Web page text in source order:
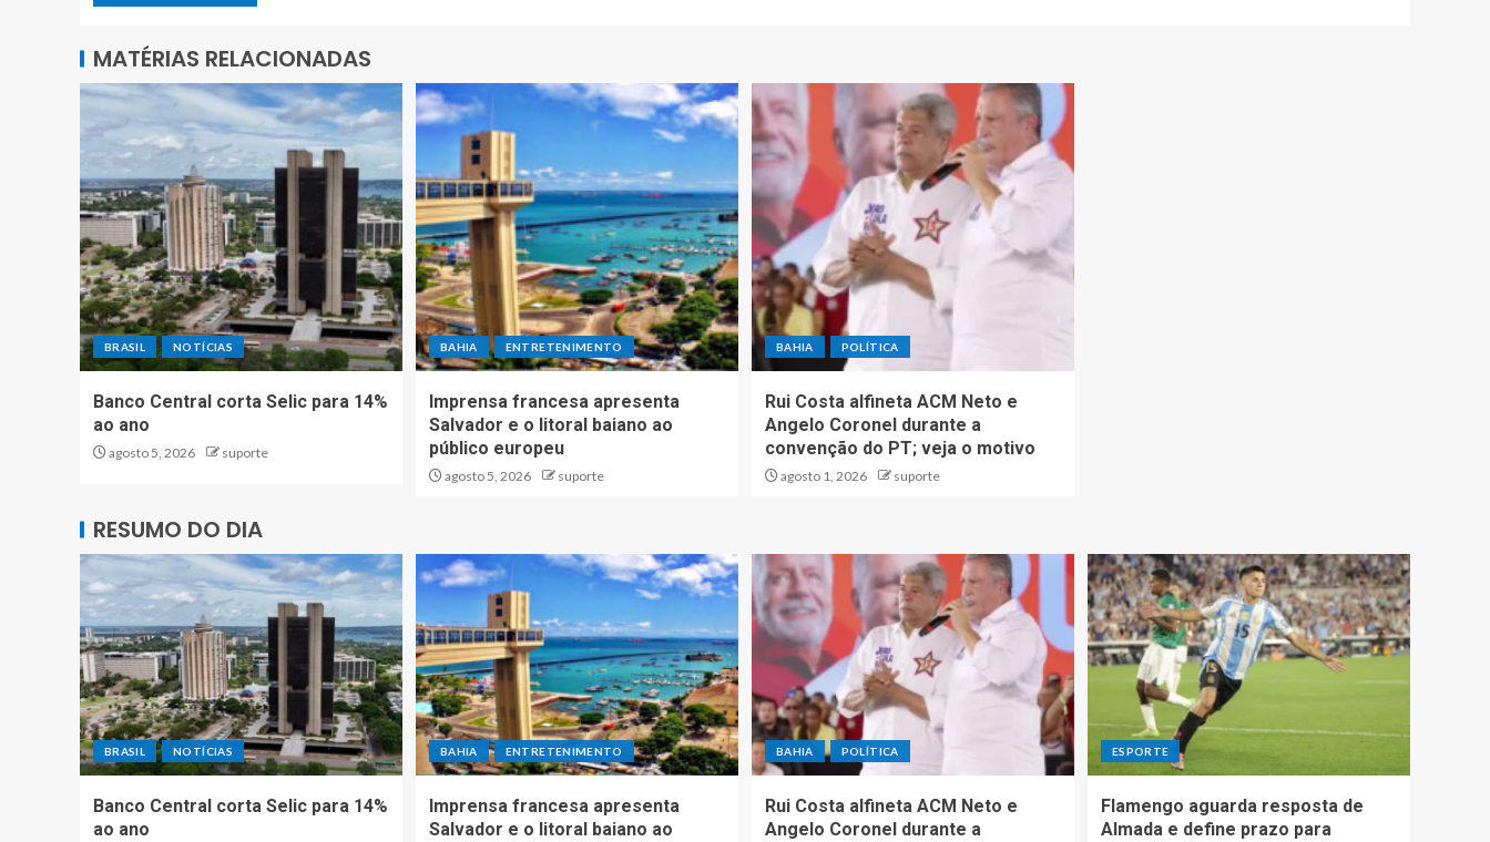
MATÉRIAS RELACIONADAS
BRASIL NOTÍCIAS
Banco Central corta Selic para 14%
ao ano
agosto 5, 2026 suporte
BAHIA ENTRETENIMENTO
Imprensa francesa apresenta
Salvador e o litoral baiano ao
público europeu
agosto 5, 2026 suporte
BAHIA POLÍTICA
Rui Costa alfineta ACM Neto e
Angelo Coronel durante a
convenção do PT; veja o motivo
agosto 1, 2026 suporte
RESUMO DO DIA
BRASIL NOTÍCIAS
Banco Central corta Selic para 14%
ao ano
BAHIA ENTRETENIMENTO
Imprensa francesa apresenta
Salvador e o litoral baiano ao
BAHIA POLÍTICA
Rui Costa alfineta ACM Neto e
Angelo Coronel durante a
ESPORTE
Flamengo aguarda resposta de
Almada e define prazo para